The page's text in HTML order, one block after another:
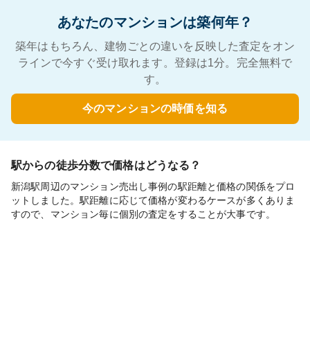
あなたのマンションは築何年？
築年はもちろん、建物ごとの違いを反映した査定をオン
ラインで今すぐ受け取れます。登録は1分。完全無料で
す。
今のマンションの時価を知る
駅からの徒歩分数で価格はどうなる？
新潟駅周辺のマンション売出し事例の駅距離と価格の関係をプロ
ットしました。駅距離に応じて価格が変わるケースが多くありま
すので、マンション毎に個別の査定をすることが大事です。